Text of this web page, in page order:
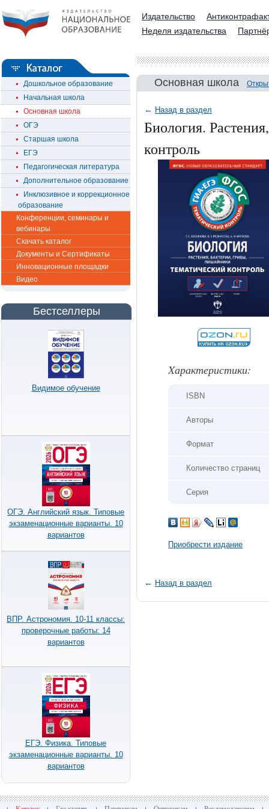
Издательство
Неделя издательства
Дошкольное образование
Начальная школа
Основная школа
ОГЭ
Старшая школа
ЕГЭ
Педагогическая литература
Дополнительное образование
Инклюзивное и коррекционное
образование
Конференции, семинары и
вебинары
Скачать каталог
Документы и Сертификаты
Инновационные площадки
Видео
Бестселлеры
Видимое обучение
ОГЭ. Английский язык. Типовые
экзаменационные варианты. 10
вариантов
ВПР. Астрономия. 10-11 классы:
проверочные работы: 14
вариантов
ЕГЭ. Физика. Типовые
экзаменационные варианты. 10
вариантов
Основная школа
← Назад в раздел
Биология.
контроль
Xарактеристики:
ISBN
Авторы
Формат
Количество страниц
Серия
Приобрести издание
← Назад в раздел